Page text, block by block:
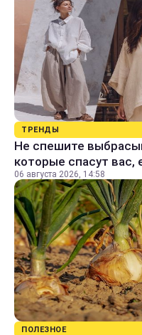
ТРЕНДЫ
Не спешите
которые спасут
06 августа 2026, 14:58
ПОЛЕЗНОЕ